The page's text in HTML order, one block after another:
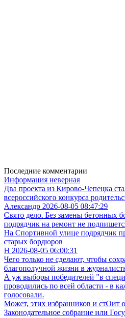
Последние комментарии
Информация неверная
Два проекта из Кирово-Чепецка
всероссийского конкурса
Александр 2026-08-05 08:47:29
Свято дело. Без замены бетонных
подрядчик на ремонт не
На Спортивной улице подрядчик
старых бордюров
Н 2026-08-05 06:00:31
Чего только не сделают, чтобы
благополучной жизни в
А уж выборы победителей "в
проводились по всей области - в
голосовали.
Может, этих избранников и стОит
Законодательное собрание или